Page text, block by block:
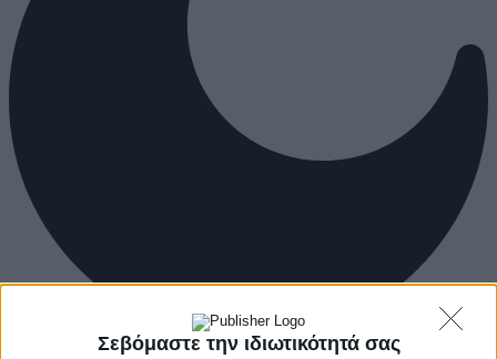
Σεβόμαστε την ιδιωτικότητά σας